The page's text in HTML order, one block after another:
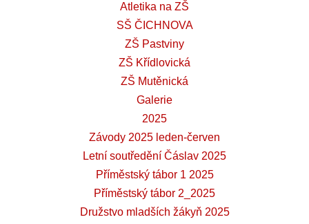
Atletika na ZŠ
SŠ ČICHNOVA
ZŠ Pastviny
ZŠ Křídlovická
ZŠ Mutěnická
Galerie
2025
Závody 2025 leden-červen
Letní soutředění Čáslav 2025
Příměstský tábor 1 2025
Příměstský tábor 2_2025
Družstvo mladších žákyň 2025